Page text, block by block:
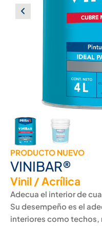
PRODUCTO NUEVO
VINIBAR®
Vinil / Acrílica
Adecua el interior de
Su desempeño es el
interiores como techos,